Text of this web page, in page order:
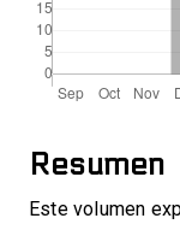
Resumen
Este volumen